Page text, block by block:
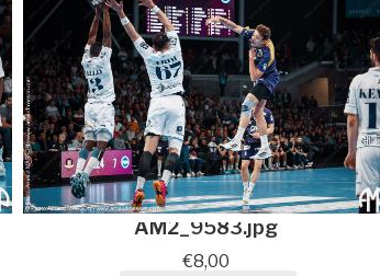
AM2_9583.jpg
€8,00